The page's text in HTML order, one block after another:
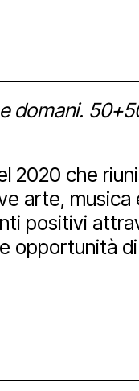
domani.
2020 che
arte,
positivi
opportunità